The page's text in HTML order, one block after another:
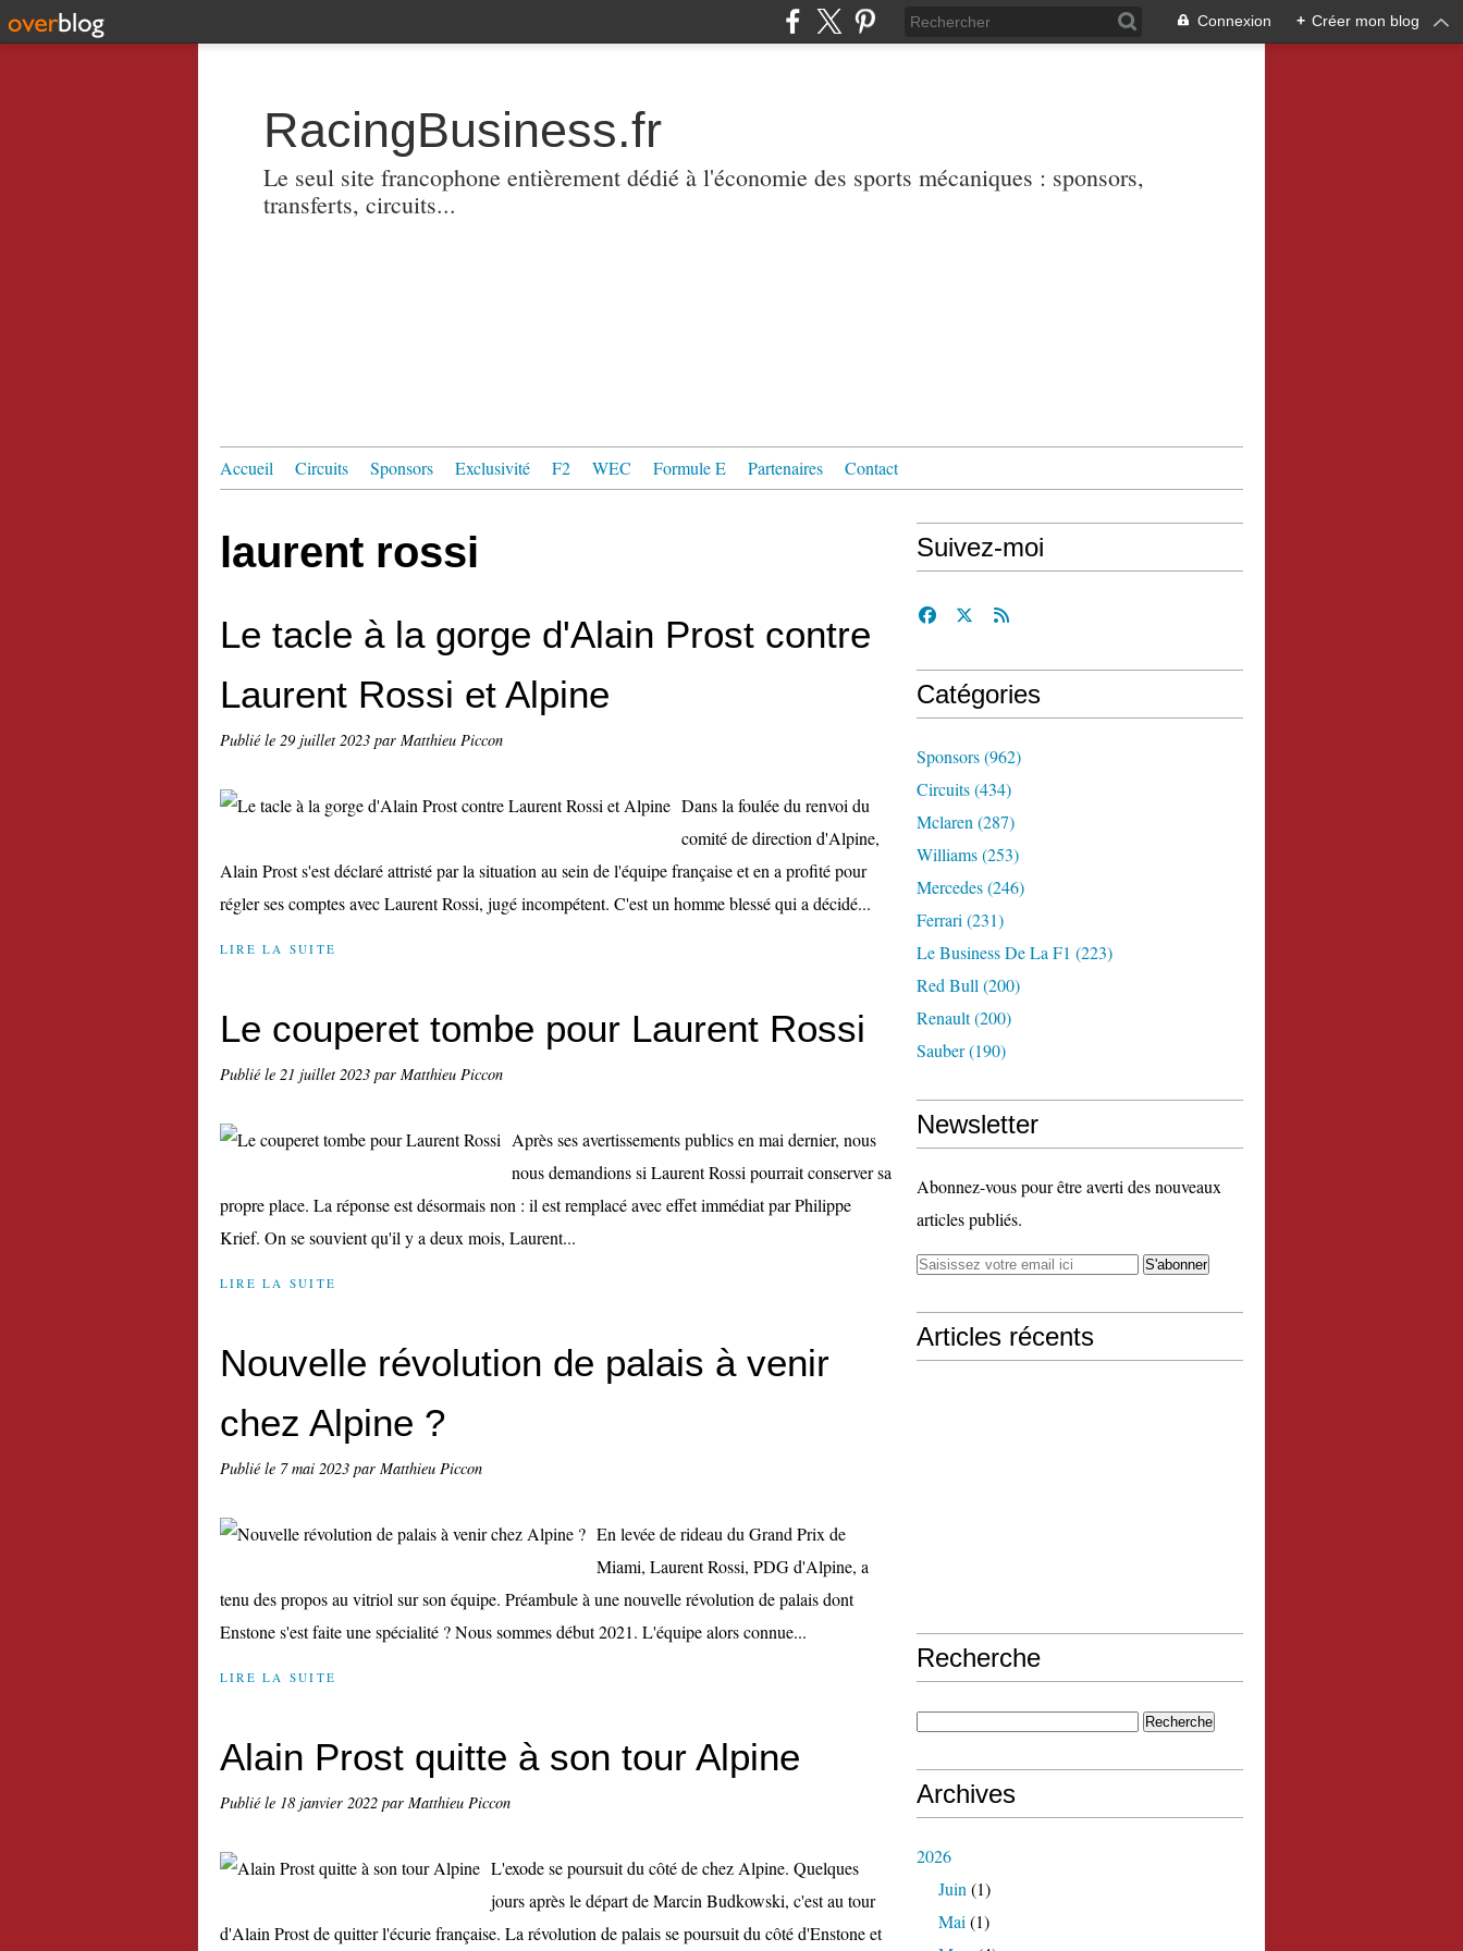
Connexion + Créer mon blog
RacingBusiness.fr
Le seul site francophone entièrement dédié à l'économie des sports mécaniques : sponsors,
transferts, circuits...
Accueil Circuits Sponsors Exclusivité F2 WEC Formule E Partenaires Contact
laurent rossi
Le tacle à la gorge d'Alain Prost contre
Laurent Rossi et Alpine
Publié le 29 juillet 2023 par Matthieu Piccon
Dans la foulée du renvoi du
comité de direction d'Alpine,
Alain Prost s'est déclaré attristé par la situation au sein de l'équipe française et en a profité pour
régler ses comptes avec Laurent Rossi, jugé incompétent. C'est un homme blessé qui a décidé...
LIRE LA SUITE
Le couperet tombe pour Laurent Rossi
Publié le 21 juillet 2023 par Matthieu Piccon
Après ses avertissements publics en mai dernier, nous
nous demandions si Laurent Rossi pourrait conserver sa
propre place. La réponse est désormais non : il est remplacé avec effet immédiat par Philippe
Krief. On se souvient qu'il y a deux mois, Laurent...
LIRE LA SUITE
Nouvelle révolution de palais à venir
chez Alpine ?
Publié le 7 mai 2023 par Matthieu Piccon
En levée de rideau du Grand Prix de
Miami, Laurent Rossi, PDG d'Alpine, a
tenu des propos au vitriol sur son équipe. Préambule à une nouvelle révolution de palais dont
Enstone s'est faite une spécialité ? Nous sommes début 2021. L'équipe alors connue...
LIRE LA SUITE
Alain Prost quitte à son tour Alpine
Publié le 18 janvier 2022 par Matthieu Piccon
L'exode se poursuit du côté de chez Alpine. Quelques
jours après le départ de Marcin Budkowski, c'est au tour
d'Alain Prost de quitter l'écurie française. La révolution de palais se poursuit du côté d'Enstone et
Suivez-moi
Catégories
Sponsors(962)
Circuits(434)
Mclaren (287)
Williams(253)
Mercedes(246)
Ferrari (231)
Le Business De La F1 (223)
Red Bull (200)
Renault(200)
Sauber(190)
Newsletter
Abonnez-vous pour être averti des nouveaux
articles publiés.
Articles récents
Recherche
Archives
2026
Juin (1)
Mai (1)